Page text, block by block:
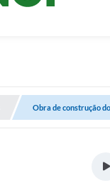
Obra de construção